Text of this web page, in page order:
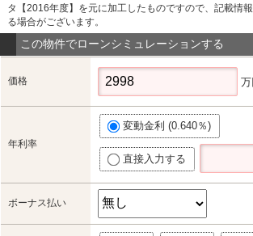
タ【2016年度】を元に加工したものですので、記載情
る場合がございます。
この物件でローンシミュレーションする
価格 万
年利率
変動金利 (0.640％)
直接入力する
ボーナス払い